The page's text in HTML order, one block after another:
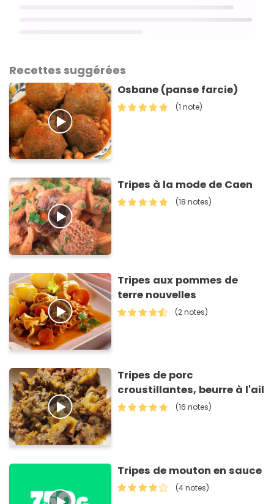
Recettes suggérées
Osbane (panse farcie)
(1 note)
Tripes à la mode de Caen
(18 notes)
Tripes aux pommes de
terre nouvelles
(2 notes)
Tripes de porc
croustillantes, beurre à l'ail
(16 notes)
Tripes de mouton en sauce
(4 notes)